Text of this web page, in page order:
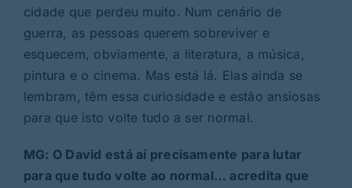
cidade que perdeu muito. Num cenário de
guerra, as pessoas querem sobreviver e
esquecem, obviamente, a literatura, a música,
pintura e o cinema. Mas está lá. Elas ainda se
lembram, têm essa curiosidade e estão ansiosas
para que isto volte tudo a ser normal.
MG: O David está aí precisamente para lutar
para que tudo volte ao normal… acredita que